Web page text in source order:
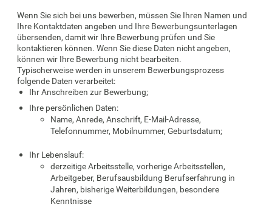
Wenn Sie sich bei uns bewerben, müssen Sie Ihren Namen und
Ihre Kontaktdaten angeben und Ihre Bewerbungsunterlagen
übersenden, damit wir Ihre Bewerbung prüfen und Sie
kontaktieren können. Wenn Sie diese Daten nicht angeben,
können wir Ihre Bewerbung nicht bearbeiten.
Typischerweise werden in unserem Bewerbungsprozess
folgende Daten verarbeitet:
Ihr Anschreiben zur Bewerbung;
Ihre persönlichen Daten:
Name, Anrede, Anschrift, E-Mail-Adresse,
Telefonnummer, Mobilnummer, Geburtsdatum;
Ihr Lebenslauf:
derzeitige Arbeitsstelle, vorherige Arbeitsstellen,
Arbeitgeber, Berufsausbildung Berufserfahrung in
Jahren, bisherige Weiterbildungen, besondere
Kenntnisse